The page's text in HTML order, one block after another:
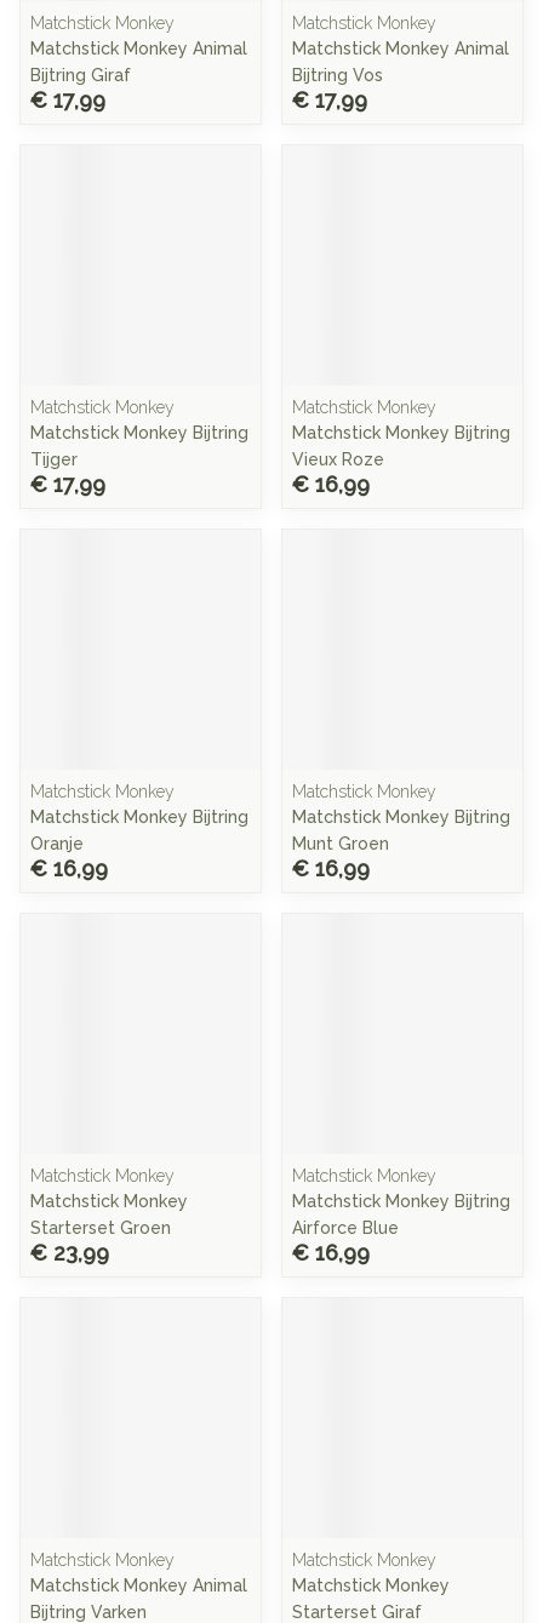
Matchstick Monkey
Matchstick Monkey Animal
Bijtring Giraf
€ 17,99
Matchstick Monkey
Matchstick Monkey Animal
Bijtring Vos
€ 17,99
Matchstick Monkey
Matchstick Monkey Bijtring
Tijger
€ 17,99
Matchstick Monkey
Matchstick Monkey Bijtring
Vieux Roze
€ 16,99
Matchstick Monkey
Matchstick Monkey Bijtring
Oranje
€ 16,99
Matchstick Monkey
Matchstick Monkey Bijtring
Munt Groen
€ 16,99
Matchstick Monkey
Matchstick Monkey
Starterset Groen
€ 23,99
Matchstick Monkey
Matchstick Monkey Bijtring
Airforce Blue
€ 16,99
Matchstick Monkey
Matchstick Monkey Animal
Bijtring Varken
Matchstick Monkey
Matchstick Monkey
Starterset Giraf